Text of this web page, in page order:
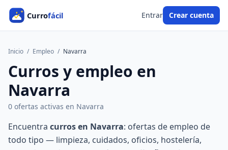
Entrar Crear cuenta
Inicio / Empleo / Navarra
Curros y empleo en
Navarra
0 ofertas activas en Navarra
Encuentra curros en Navarra: ofertas de empleo de
todo tipo — limpieza, cuidados, oficios, hostelería,